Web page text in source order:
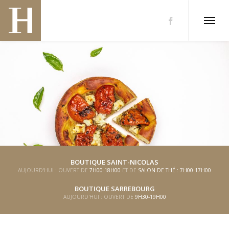
BOUTIQUE SAINT-NICOLAS
AUJOURD'HUI : OUVERT DE 7H00-18H00 ET DE SALON DE THÉ : 7H00-17H00
BOUTIQUE SARREBOURG
AUJOURD'HUI : OUVERT DE 9H30-19H00